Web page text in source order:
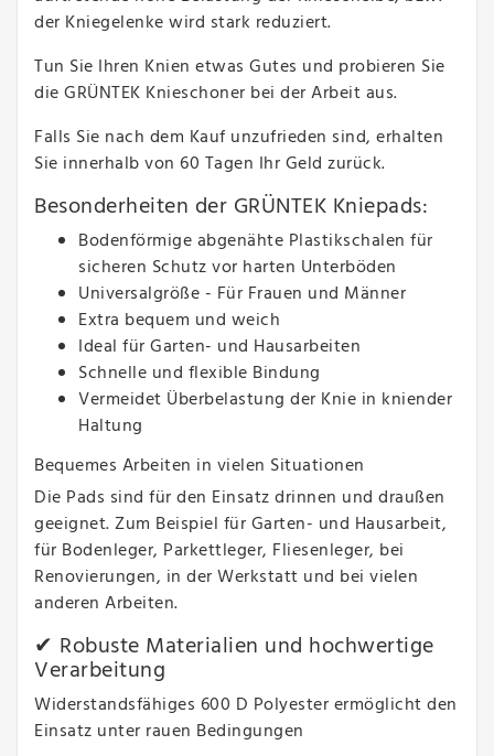
der Kniegelenke wird stark reduziert.
Tun Sie Ihren Knien etwas Gutes und probieren Sie
die GRÜNTEK Knieschoner bei der Arbeit aus.
Falls Sie nach dem Kauf unzufrieden sind, erhalten
Sie innerhalb von 60 Tagen Ihr Geld zurück.
Besonderheiten der GRÜNTEK Kniepads:
Bodenförmige abgenähte Plastikschalen für
sicheren Schutz vor harten Unterböden
Universalgröße - Für Frauen und Männer
Extra bequem und weich
Ideal für Garten- und Hausarbeiten
Schnelle und flexible Bindung
Vermeidet Überbelastung der Knie in kniender
Haltung
Bequemes Arbeiten in vielen Situationen
Die Pads sind für den Einsatz drinnen und draußen
geeignet. Zum Beispiel für Garten- und Hausarbeit,
für Bodenleger, Parkettleger, Fliesenleger, bei
Renovierungen, in der Werkstatt und bei vielen
anderen Arbeiten.
✔ Robuste Materialien und hochwertige
Verarbeitung
Widerstandsfähiges 600 D Polyester ermöglicht den
Einsatz unter rauen Bedingungen